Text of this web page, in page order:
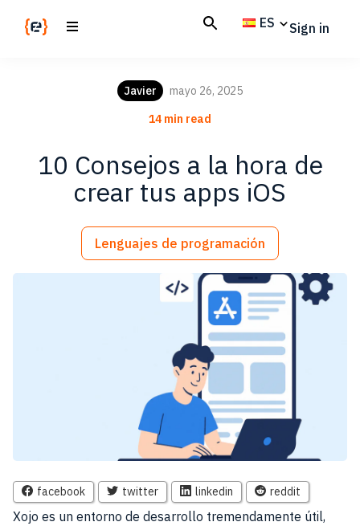
ES Sign in
Javier
mayo 26, 2025
14 min read
10 Consejos a la hora de
crear tus apps iOS
Lenguajes de programación
facebook twitter linkedin reddit
Xojo es un entorno de desarrollo tremendamente útil,